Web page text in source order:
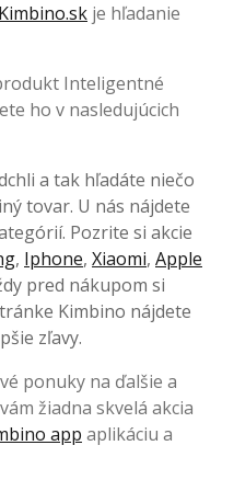
Kimbino.sk je hľadanie
Inteligentné
ho v nasledujúcich
a tak hľadáte niečo
tovar. U nás nájdete
Pozrite si akcie
, Iphone, Xiaomi, Apple
pred nákupom si
Kimbino nájdete
zľavy.
ponuky na ďalšie a
žiadna skvelá akcia
app aplikáciu a